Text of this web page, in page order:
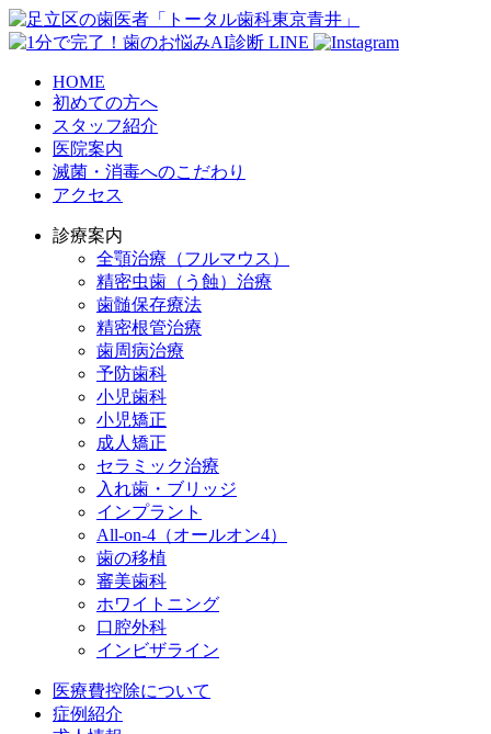
HOME
初めての方へ
スタッフ紹介
医院案内
滅菌・消毒へのこだわり
アクセス
診療案内
全顎治療（フルマウス）
精密虫歯（う蝕）治療
歯髄保存療法
精密根管治療
歯周病治療
予防歯科
小児歯科
小児矯正
成人矯正
セラミック治療
入れ歯・ブリッジ
インプラント
All-on-4（オールオン4）
歯の移植
審美歯科
ホワイトニング
口腔外科
インビザライン
医療費控除について
症例紹介